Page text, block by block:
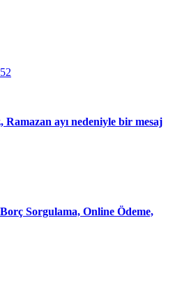
Ramazan ayı nedeniyle bir mesaj
Sorgulama, Online Ödeme,